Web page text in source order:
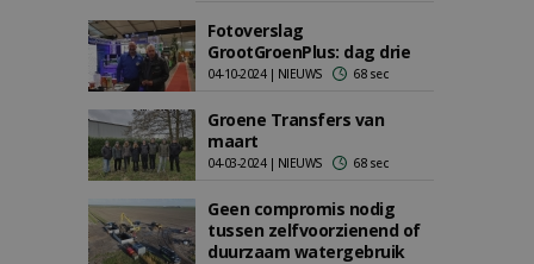
Fotoverslag
GrootGroenPlus: dag drie
04-10-2024 | NIEUWS 68 sec
Groene Transfers van
maart
04-03-2024 | NIEUWS 68 sec
Geen compromis nodig
tussen zelfvoorzienend of
duurzaam watergebruik